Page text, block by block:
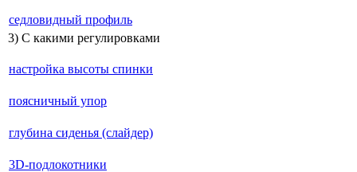
седловидный профиль
3) С какими регулировками
настройка высоты спинки
поясничный упор
глубина сиденья (слайдер)
3D-подлокотники